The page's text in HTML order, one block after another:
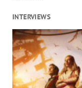
INTERVIEWS